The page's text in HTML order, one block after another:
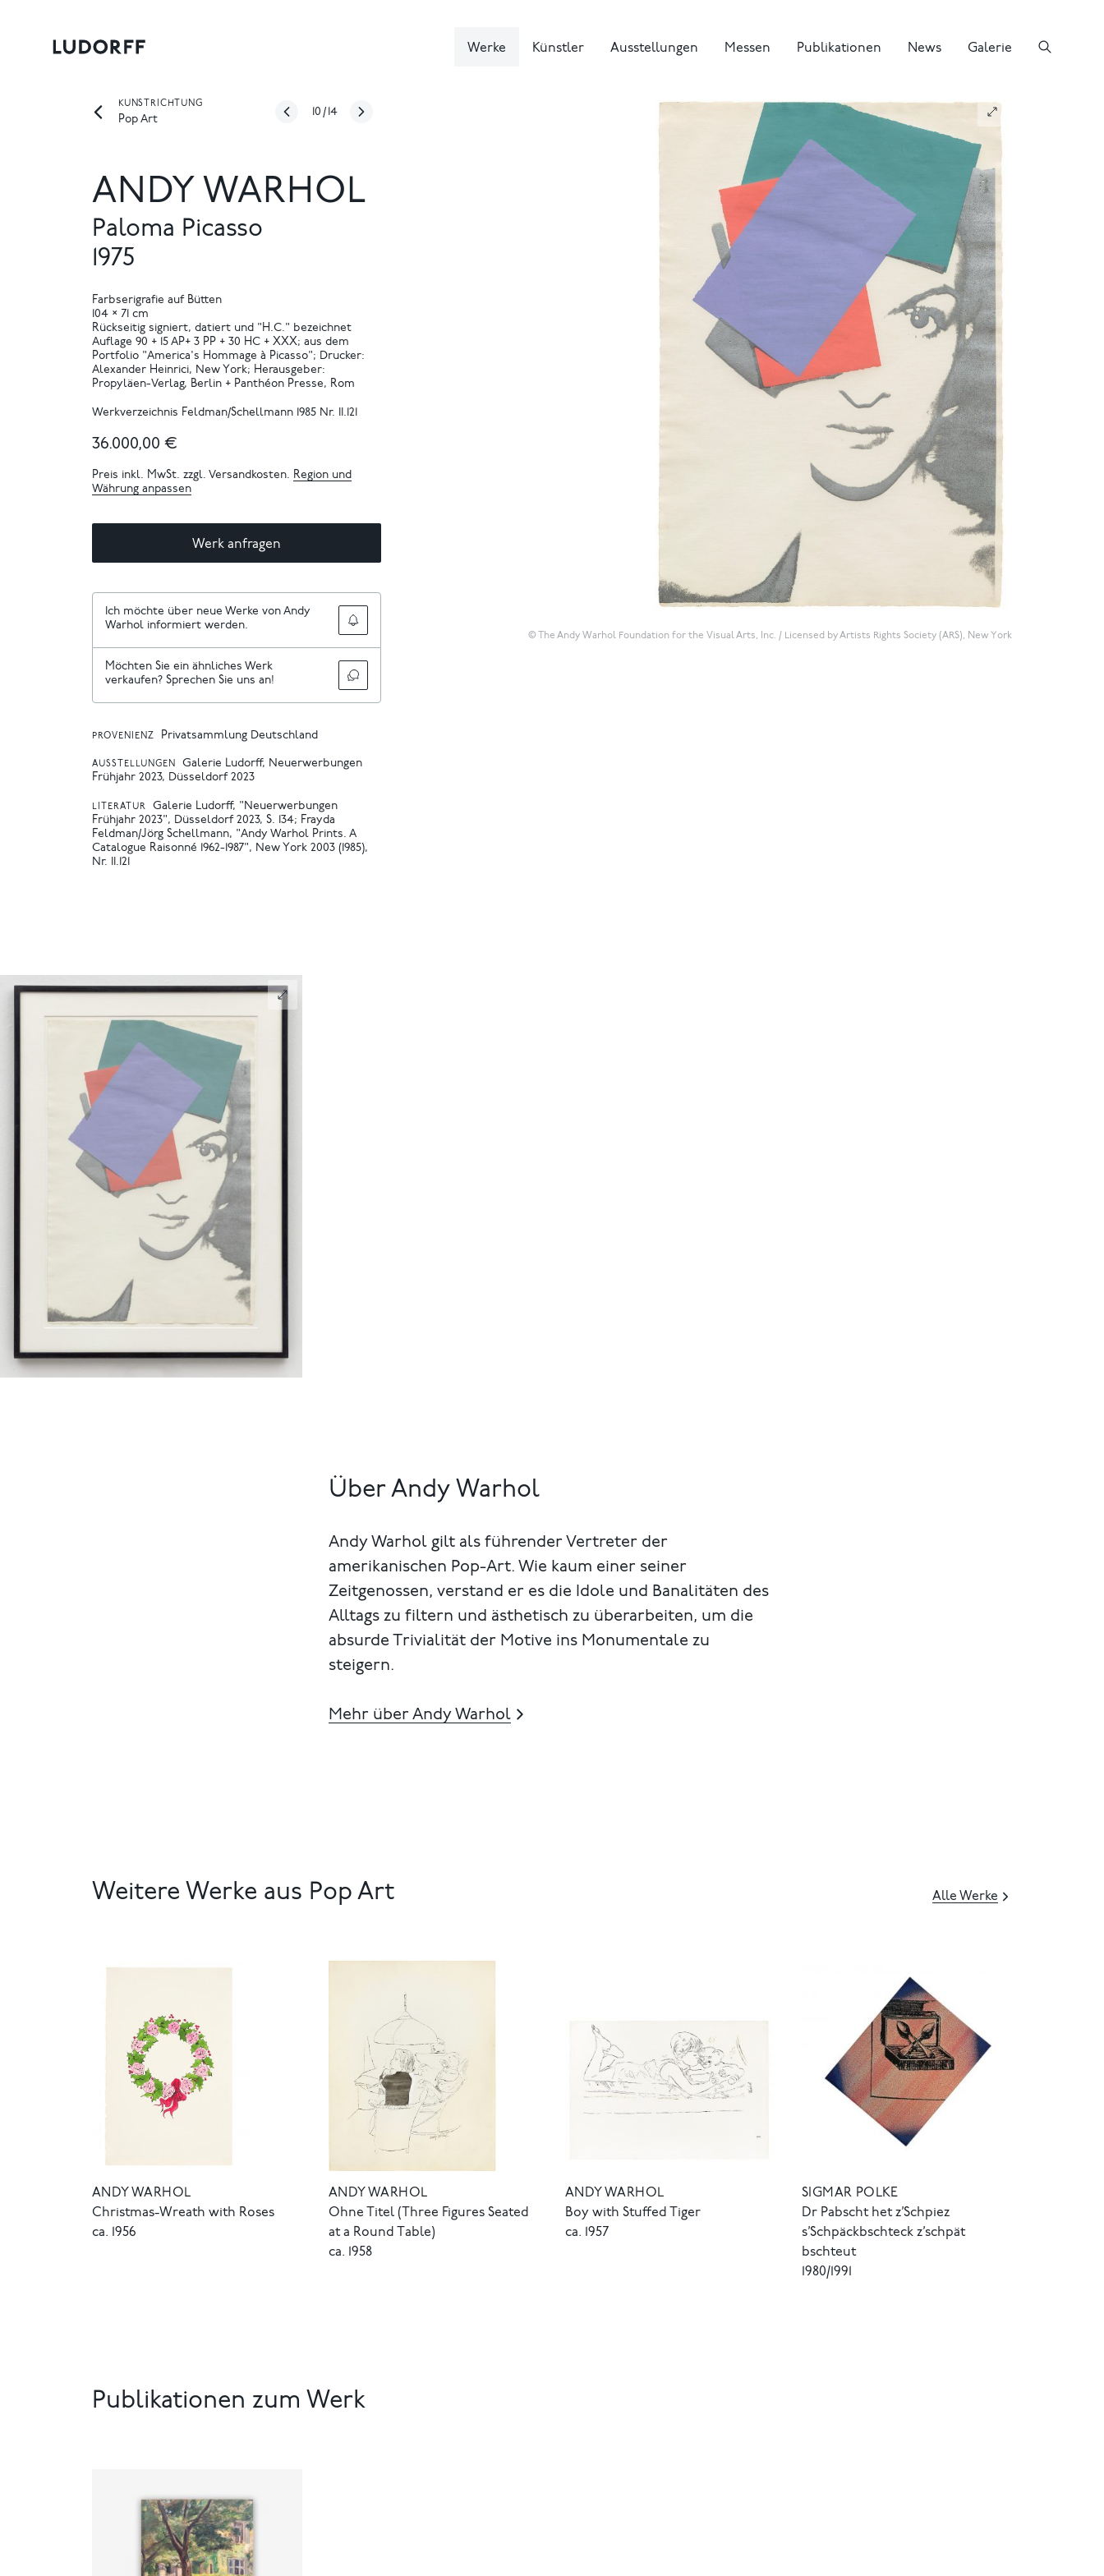
Werke Künstler Ausstellungen Messen Publikationen News Galerie
KUNSTRICHTUNG
Pop Art
10 / 14
ANDY WARHOL
Paloma Picasso
1975
© The Andy Warhol Foundation for the Visual Arts, Inc. / Licensed by Artists Rights Society (ARS), New York
Farbserigrafie auf Bütten
104 × 71 cm
Rückseitig signiert, datiert und "H.C." bezeichnet
Auflage 90 + 15 AP+ 3 PP + 30 HC + XXX; aus dem
Portfolio "America's Hommage à Picasso"; Drucker:
Alexander Heinrici, New York; Herausgeber:
Propyläen-Verlag, Berlin + Panthéon Presse, Rom
Werkverzeichnis Feldman/Schellmann 1985 Nr. II.121
36.000,00 €
Preis inkl. MwSt. zzgl. Versandkosten. Region und
Währung anpassen
Werk anfragen
Ich möchte über neue Werke von Andy
Warhol informiert werden.
Möchten Sie ein ähnliches Werk
verkaufen? Sprechen Sie uns an!
PROVENIENZ Privatsammlung Deutschland
AUSSTELLUNGEN
Galerie Ludorff, Neuerwerbungen
Frühjahr 2023, Düsseldorf 2023
LITERATUR
Galerie Ludorff, "Neuerwerbungen
Frühjahr 2023", Düsseldorf 2023, S. 134
Frayda
Feldman/Jörg Schellmann, "Andy Warhol Prints. A
Catalogue Raisonné 1962-1987", New York 2003 (1985),
Nr. II.121
Über Andy Warhol
Andy Warhol gilt als führender Vertreter der
amerikanischen Pop-Art. Wie kaum einer seiner
Zeitgenossen, verstand er es die Idole und Banalitäten des
Alltags zu filtern und ästhetisch zu überarbeiten, um die
absurde Trivialität der Motive ins Monumentale zu
steigern.
Mehr über Andy Warhol
Weitere Werke aus Pop Art Alle Werke
ANDY WARHOL
Christmas-Wreath with Roses
ca. 1956
ANDY WARHOL
Ohne Titel (Three Figures Seated
at a Round Table)
ca. 1958
ANDY WARHOL
Boy with Stuffed Tiger
ca. 1957
SIGMAR POLKE
Dr Pabscht het z’Schpiez
s’Schpäckbschteck z’schpät
bschteut
1980/1991
Publikationen zum Werk